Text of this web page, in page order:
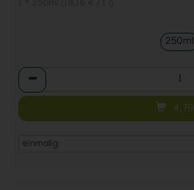
250ml
Anzahl
4,79